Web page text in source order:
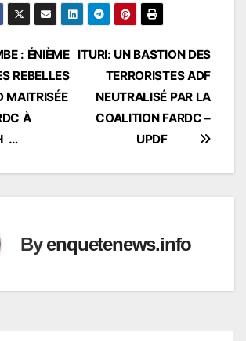
ITURI: UN BASTION DES
TERRORISTES ADF
NEUTRALISÉ PAR LA
COALITION FARDC –
UPDF
: ÉNIÈME
REBELLES
MAITRISÉE
À
…
Byenquetenews.info